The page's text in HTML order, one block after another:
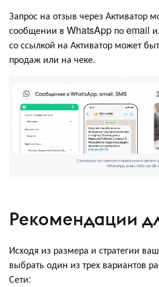
Запрос на отзыв через Активатор
сообщении в WhatsApp по email
со ссылкой на Активатор может
продаж или на чеке.
Рекомендации
Исходя из размера и стратегии
выбрать один из трех вариантов
Сети: